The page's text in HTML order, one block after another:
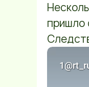
пришло